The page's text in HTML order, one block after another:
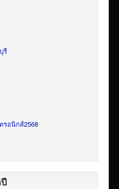
รี
รอนิกส์2568